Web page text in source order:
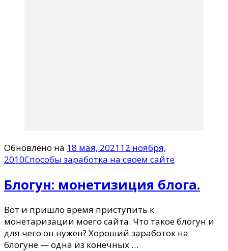
Обновлено на 18 мая, 202112 ноября,
2010Способы заработка на своем сайте
Блогун: монетизиция блога.
Вот и пришло время приступить к
монетаризации моего сайта. Что такое блогун и
для чего он нужен? Хороший заработок на
блогуне — одна из конечных …